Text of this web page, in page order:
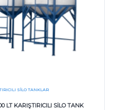
SILO TANKLAR
LT KARIŞTIRICILI SİLO TANK